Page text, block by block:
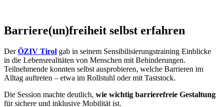
Barriere(un)freiheit selbst erfahren
DerÖZIV Tirol gab in seinem Sensibilisierungstraining Einblicke
in die Lebensrealitäten von Menschen mit Behinderungen.
Teilnehmende konnten selbst ausprobieren, welche Barrieren im
Alltag auftreten – etwa im Rollstuhl oder mit Taststock.
Die Session machte deutlich, wie wichtig barrierefreie Gestaltung
für sichere und inklusive Mobilität ist.